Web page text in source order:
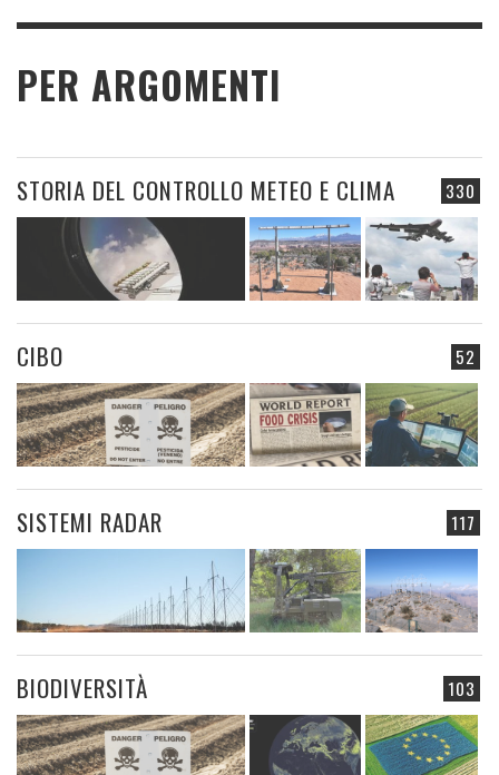
PER ARGOMENTI
330
STORIA DEL CONTROLLO METEO E CLIMA
52
CIBO
117
SISTEMI RADAR
103
BIODIVERSITÀ